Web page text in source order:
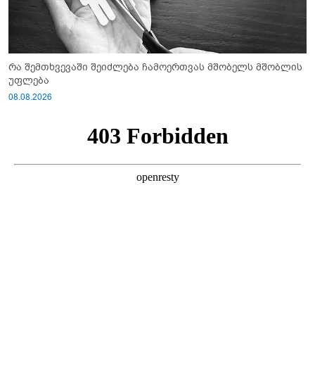
რა შემთხვევაში შეიძლება ჩამოერთვას მშობელს მშობლის
უფლება
08.08.2026